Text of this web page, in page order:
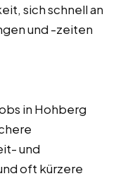
sich schnell an
und -zeiten
in Hohberg
und
oft kürzere